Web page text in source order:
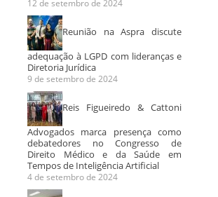
Encontro com o
12 de setembro de 2024
Reunião na Aspra discute
adequação à LGPD com lideranças e
Diretoria Jurídica
9 de setembro de 2024
Reis Figueiredo & Cattoni
Advogados marca presença como
debatedores no Congresso de
Direito Médico e da Saúde em
Tempos de Inteligência Artificial
4 de setembro de 2024